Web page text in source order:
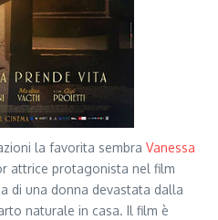
la favorita sembra Vanessa
attrice protagonista nel film
di una donna devastata dalla
naturale in casa. Il film è